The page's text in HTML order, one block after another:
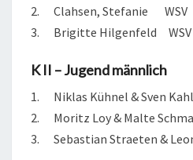
2. Clahsen, Stefanie WSV
3. Brigitte Hilgenfeld WSV
K II – Jugend männlich
1. Niklas Kühnel & Sven
2. Moritz Loy & Malte
3. Sebastian Straeten &